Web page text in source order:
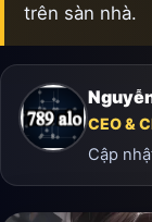
trên sàn nhà.
CEO &
Cập